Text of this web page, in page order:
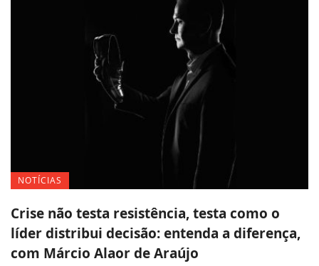
NOTÍCIAS
Crise não testa resistência, testa como o
líder distribui decisão: entenda a diferença,
com Márcio Alaor de Araújo